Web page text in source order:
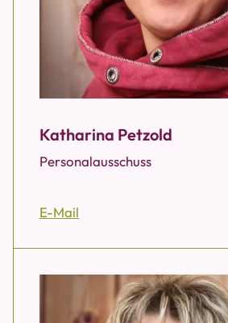
Katharina Petzold
Personalausschuss
E-Mail